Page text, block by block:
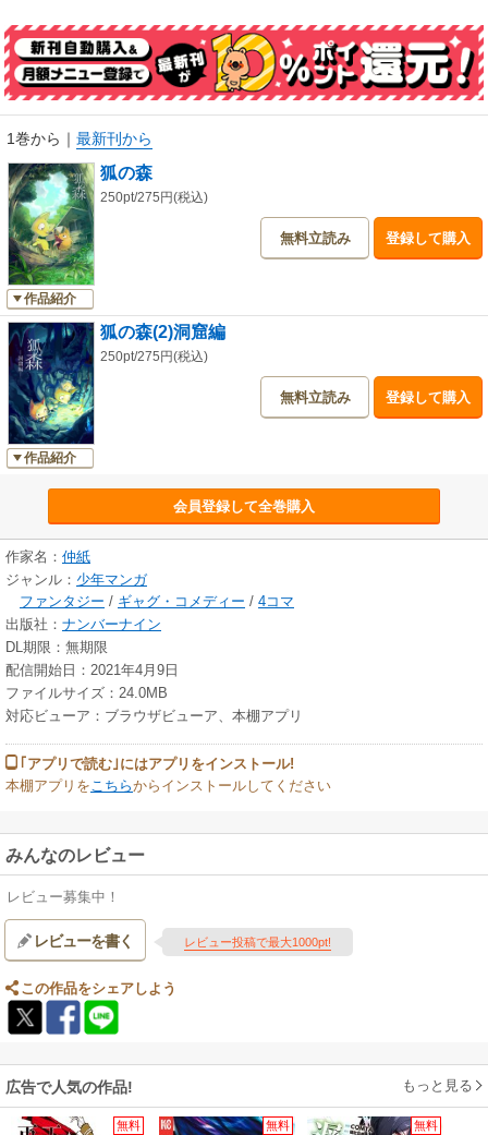
1巻から ｜ 最新刊から
作品紹介
狐の森
250pt/275円(税込)
無料立読み 登録して購入
作品紹介
狐の森(2)洞窟編
250pt/275円(税込)
無料立読み 登録して購入
会員登録して全巻購入
作家名： 仲紙
ジャンル： 少年マンガ
ファンタジー / ギャグ・コメディー / 4コマ
出版社： ナンバーナイン
DL期限：無期限
配信開始日：2021年4月9日
ファイルサイズ：24.0MB
対応ビューア：ブラウザビューア、本棚アプリ
｢アプリで読む｣にはアプリをインストール!
本棚アプリを こちらからインストールしてください
みんなのレビュー
レビュー募集中！
レビューを書く レビュー投稿で最大1000pt!
この作品をシェアしよう
広告で人気の作品! もっと見る
無料 無料 無料